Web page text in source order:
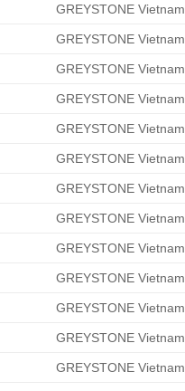
GREYSTONE Vietnam
GREYSTONE Vietnam
GREYSTONE Vietnam
GREYSTONE Vietnam
GREYSTONE Vietnam
GREYSTONE Vietnam
GREYSTONE Vietnam
GREYSTONE Vietnam
GREYSTONE Vietnam
GREYSTONE Vietnam
GREYSTONE Vietnam
GREYSTONE Vietnam
GREYSTONE Vietnam